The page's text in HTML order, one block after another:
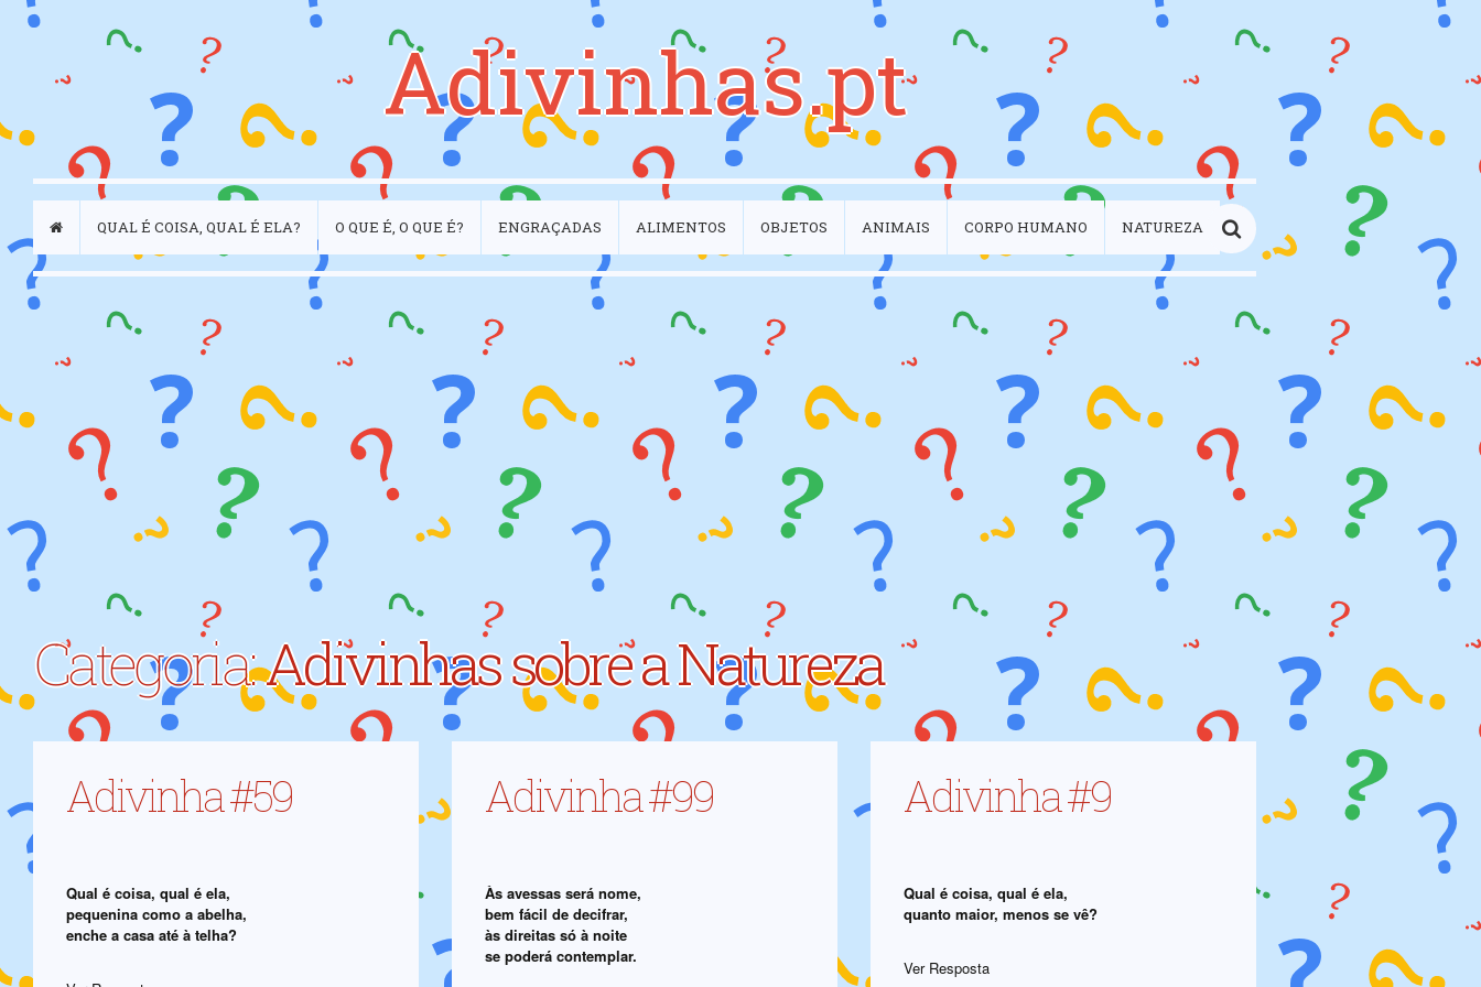
Adivinhas.pt
QUAL É COISA, QUAL É ELA? O QUE É, O QUE É? ENGRAÇADAS ALIMENTOS OBJETOS ANIMAIS CORPO HUMANO NATUREZA
Categoria:Adivinhas sobre a Natureza
Adivinha #59
Qual é coisa, qual é ela,
pequenina como a abelha,
enche a casa até à telha?
Adivinha #99
Às avessas será nome,
bem fácil de decifrar,
às direitas só à noite
se poderá contemplar.
Adivinha #9
Qual é coisa, qual é ela,
quanto maior, menos se vê?
Ver Resposta